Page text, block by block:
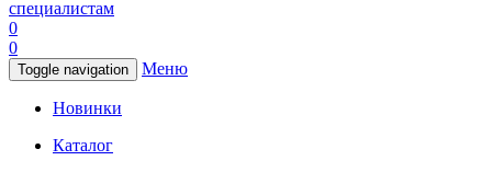
специалистам
0
0
Toggle navigation Меню
Новинки
Каталог